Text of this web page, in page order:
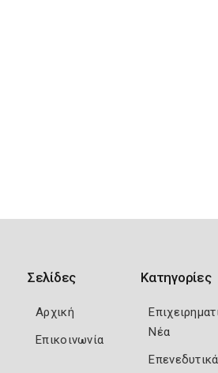
Σελίδες
Αρχική
Επικοινωνία
Κατηγορίες
Νέα
Επενεδυτικά